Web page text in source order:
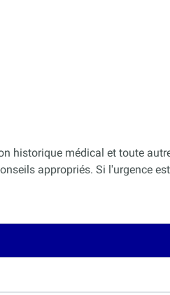
historique médical et toute
appropriés. Si l'urgence